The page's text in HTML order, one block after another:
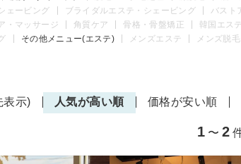
ェービング ブライダルエステ・シェービング
バスト
・マッサージ 角質ケア 骨格・骨盤矯正
韓国エステ
その他メニュー(エステ) メンズエステ
メンズ脱
表示) 人気が高い順 価格が安い順
1 〜 2